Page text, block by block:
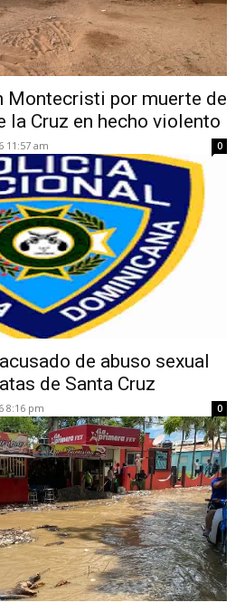
Montecristi por muerte de
la Cruz en hecho violento
11:57 am 0
de abuso sexual
de Santa Cruz
8:16 pm 0